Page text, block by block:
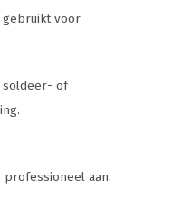
gebruikt voor
soldeer- of
aan.